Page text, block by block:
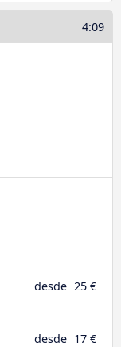
4:09
desde 25 €
desde 17 €